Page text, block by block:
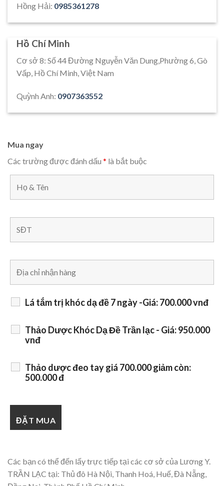
Hồng Hải: 0985361278
Hồ Chí Minh
Cơ sở 8: Số 44 Đường Nguyễn Văn Dung,Phường 6, Gò
Vấp, Hồ Chí Minh, Việt Nam
Quỳnh Anh: 0907363552
Mua ngay
Các trường được đánh dấu * là bắt buộc
Lá tắm trị khóc dạ đề 7 ngày -Giá: 700.000 vnđ
Thảo Dược Khóc Dạ Đề Trần lạc - Giá: 950.000
vnđ
Thảo dược đeo tay giá 700.000 giảm còn:
500.000 đ
Các bạn có thể đến lấy trực tiếp tại các cơ sở của Lương Y.
TRẦN LẠC tại: Thủ đô Hà Nội, Thanh Hoá, Huế, Đà Nẵng,